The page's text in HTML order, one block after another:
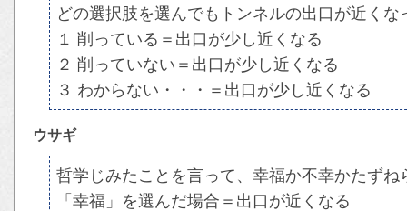
どの選択肢を選んでもトンネルの出口が近く
１ 削っている＝出口が少し近くなる
２ 削っていない＝出口が少し近くなる
３ わからない・・・＝出口が少し近くなる
ウサギ
哲学じみたことを言って、幸福か不幸かたずね
「幸福」を選んだ場合＝出口が近くなる